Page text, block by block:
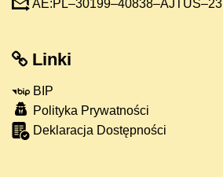
AE:PL–30199–40838–AJTUS–23
Linki
BIP
Polityka Prywatności
Deklaracja Dostępności